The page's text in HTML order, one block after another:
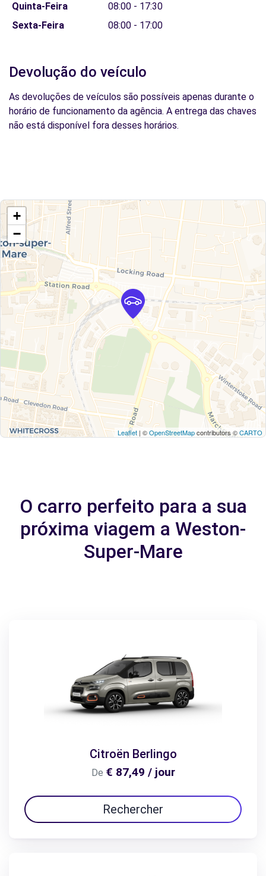
Quinta-Feira
08:00 - 17:30
Sexta-Feira
08:00 - 17:00
Devolução do veículo
As devoluções de veículos são possíveis apenas durante o
horário de funcionamento da agência. A entrega das chaves
não está disponível fora desses horários.
+
−
Leaflet | ©OpenStreetMapcontributors ©CARTO
O carro perfeito para a sua
próxima viagem a Weston-
Super-Mare
Citroën Berlingo
De € 87,49 / jour
Rechercher